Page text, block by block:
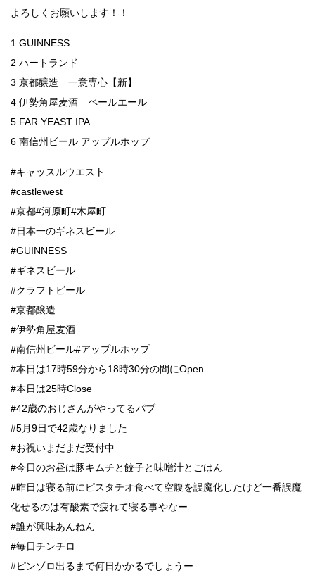
よろしくお願いします！！
1 GUINNESS
2 ハートランド
3 京都醸造 一意専心【新】
4 伊勢角屋麦酒 ペールエール
5 FAR YEAST IPA
6 南信州ビール アップルホップ
#キャッスルウエスト
#castlewest
#京都#河原町#木屋町
#日本一のギネスビール
#GUINNESS
#ギネスビール
#クラフトビール
#京都醸造
#伊勢角屋麦酒
#南信州ビール#アップルホップ
#本日は17時59分から18時30分の間にOpen
#本日は25時Close
#42歳のおじさんがやってるパブ
#5月9日で42歳なりました
#お祝いまだまだ受付中
#今日のお昼は豚キムチと餃子と味噌汁とごはん
#昨日は寝る前にピスタチオ食べて空腹を誤魔化したけど一番誤魔
化せるのは有酸素で疲れて寝る事やなー
#誰が興味あんねん
#毎日チンチロ
#ピンゾロ出るまで何日かかるでしょうー